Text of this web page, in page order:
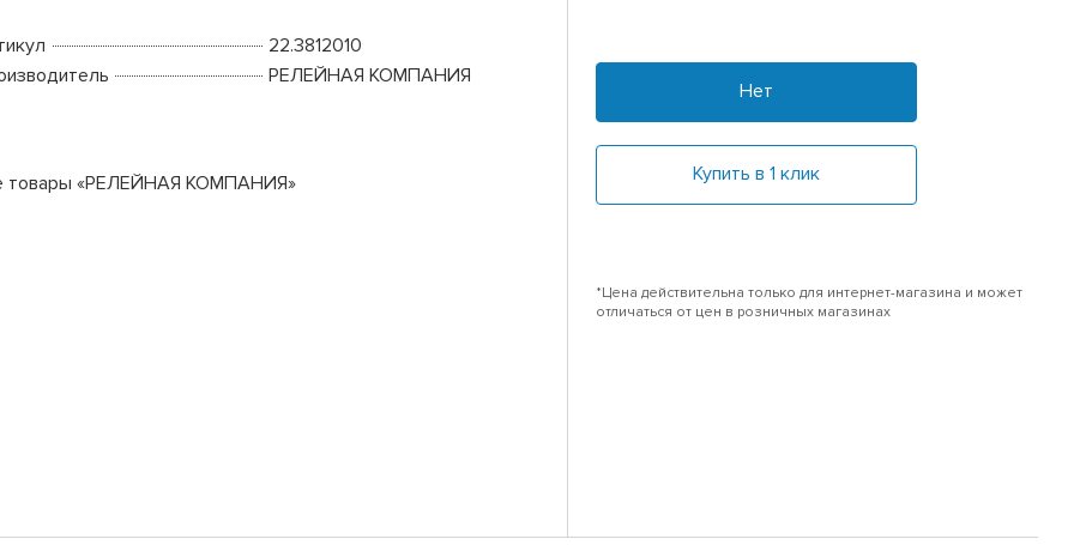
22.3812010
РЕЛЕЙНАЯ КОМПАНИЯ
товары «РЕЛЕЙНАЯ КОМПАНИЯ»
Нет
Купить в 1 клик
*Цена действительна только для интернет-магазина и может
отличаться от цен в розничных магазинах